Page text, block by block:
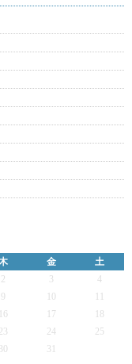
金
土
2 3
4
9
16 17
23 24
25
30 31